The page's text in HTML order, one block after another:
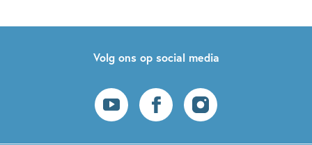
Volg ons op social media